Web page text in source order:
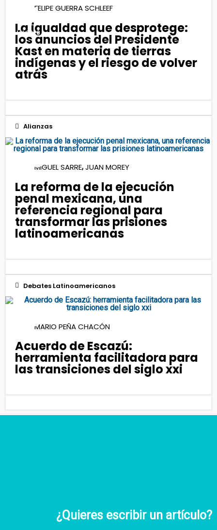
17
Jul 2026
FELIPE GUERRA SCHLEEF
La igualdad que desprotege:
los anuncios del Presidente
Kast en materia de tierras
indígenas y el riesgo de volver
atrás
Alianzas
06MIGUEL SARRE, JUAN MOREY
La reforma de la ejecución
penal mexicana, una
referencia regional para
transformar las prisiones
latinoamericanas
Debates Latinoamericanos
29
MARIO PEÑA CHACÓN
Acuerdo de Escazú:
herramienta facilitadora para
las transiciones del siglo xxi
¿Quieres escribir un artículo?